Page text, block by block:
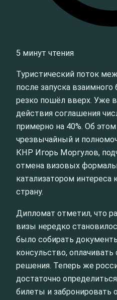
5 минут чтения
Туристический поток
после запуска
резко пошёл вверх. Уже
действия соглашения
примерно на 40%. Об
чрезвычайный и
КНР Игорь Моргулов,
отмена визовых
катализатором
страну.
Дипломат отметил, что
визы нередко
было собирать
консульство,
решения. Теперь же
достаточно
билеты и забронировать